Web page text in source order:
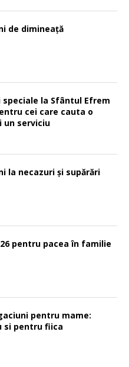
de dimineață
speciale la Sfântul Efrem
cei care cauta o
un serviciu
la necazuri și supărări
pentru pacea în familie
pentru mame:
si pentru fiica